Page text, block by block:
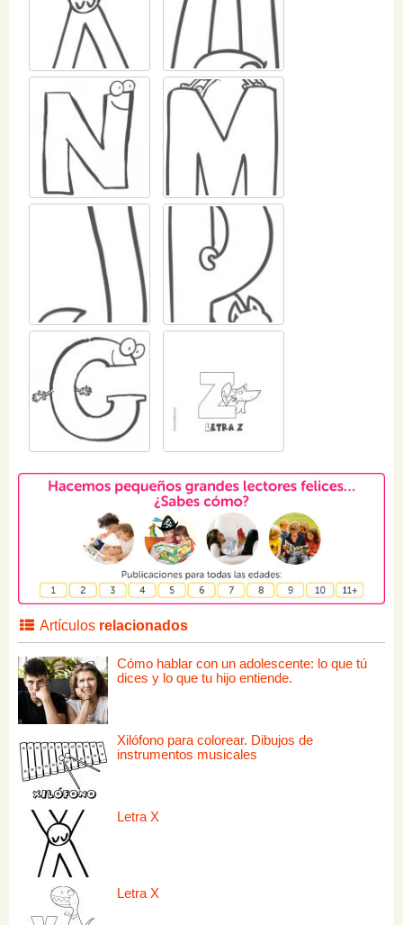
Artículos relacionados
Cómo hablar con un adolescente: lo que tú
dices y lo que tu hijo entiende.
Xilófono para colorear. Dibujos de
instrumentos musicales
Letra X
Letra X